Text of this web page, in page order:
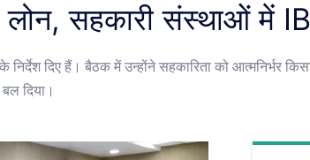
सहकारी संस्थाओं में
दिए हैं। बैठक में उन्होंने सहकारिता को आत्मनिर्भर
दिया।